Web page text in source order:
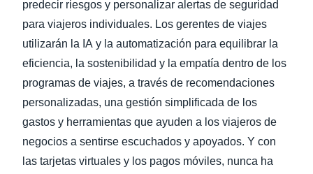
predecir riesgos y personalizar alertas de seguridad
para viajeros individuales. Los gerentes de viajes
utilizarán la IA y la automatización para equilibrar la
eficiencia, la sostenibilidad y la empatía dentro de los
programas de viajes, a través de recomendaciones
personalizadas, una gestión simplificada de los
gastos y herramientas que ayuden a los viajeros de
negocios a sentirse escuchados y apoyados. Y con
las tarjetas virtuales y los pagos móviles, nunca ha